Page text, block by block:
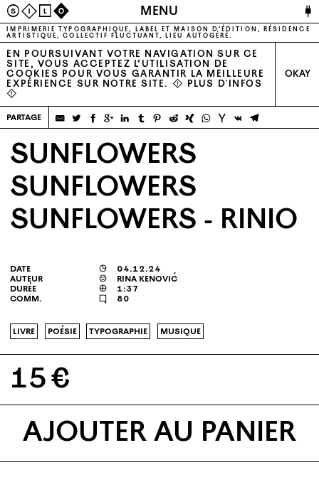
SILO MENU 🔌
IMPRIMERIE TYPOGRAPHIQUE, LABEL ET MAISON D’ÉDITION, RÉSIDENCE
ARTISTIQUE, COLLECTIF FLUCTUANT, LIEU AUTOGÉRÉ.
EN POURSUIVANT VOTRE NAVIGATION SUR CE
SITE, VOUS ACCEPTEZ L’UTILISATION DE
COOKIES POUR VOUS GARANTIR LA MEILLEURE
EXPÉRIENCE SUR NOTRE SITE. ⚠ PLUS D'INFOS
⚠
OKAY
partage
SUNFLOWERS
SUNFLOWERS
SUNFLOWERS - RINIO
date ◶ 04.12.24
auteur ☺ rina kenović
durée  1:37
comm. 🗨 80
livre poésie typographie musique
15 €
AJOUTER AU PANIER